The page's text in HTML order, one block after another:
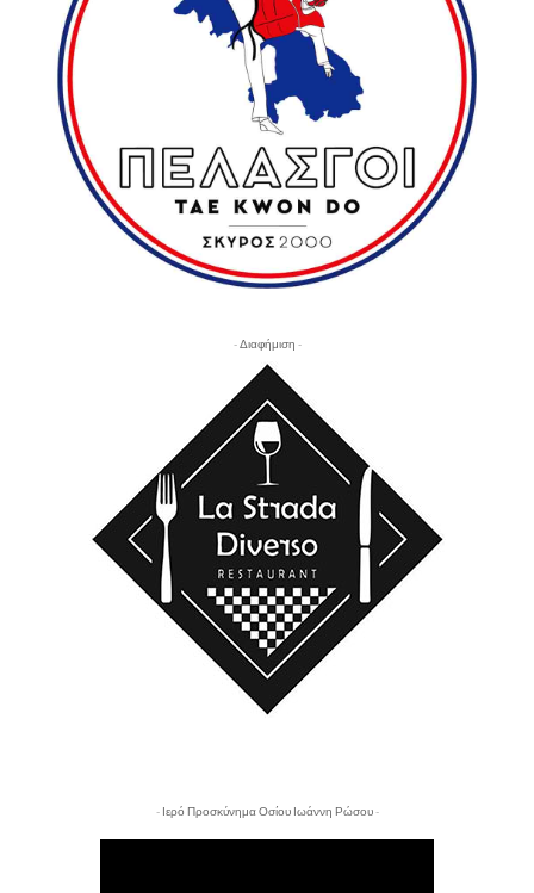
- Διαφήμιση -
- Ιερό Προσκύνημα Οσίου Ιωάννη Ρώσου -